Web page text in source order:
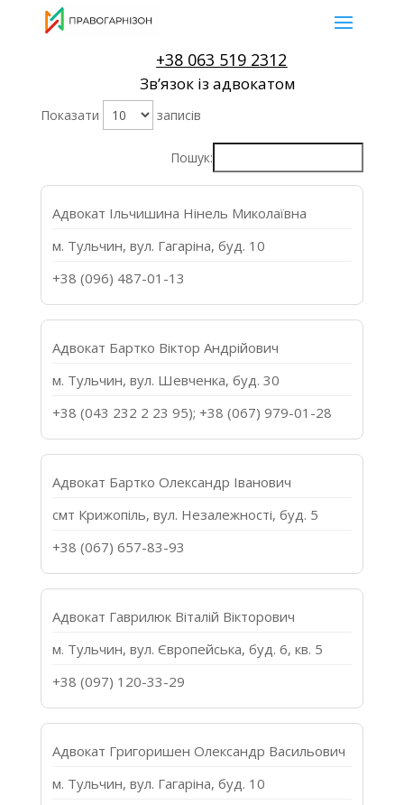
+38 063 519 2312
Звʼязок із адвокатом
Показати записів
Пошук:
Адвокат Ільчишина Нінель Миколаївна
м. Тульчин, вул. Гагаріна, буд. 10
+38 (096) 487-01-13
Адвокат Бартко Віктор Андрійович
м. Тульчин, вул. Шевченка, буд. 30
+38 (043 232 2 23 95); +38 (067) 979-01-28
Адвокат Бартко Олександр Іванович
смт Крижопіль, вул. Незалежності, буд. 5
+38 (067) 657-83-93
Адвокат Гаврилюк Віталій Вікторович
м. Тульчин, вул. Європейська, буд. 6, кв. 5
+38 (097) 120-33-29
Адвокат Григоришен Олександр Васильович
м. Тульчин, вул. Гагаріна, буд. 10